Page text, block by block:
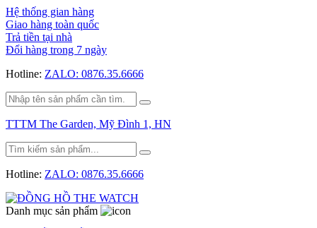
Hệ thống gian hàng
Giao hàng toàn quốc
Trả tiền tại nhà
Đổi hàng trong 7 ngày
Hotline: ZALO: 0876.35.6666
TTTM The Garden, Mỹ Đình 1, HN
Hotline: ZALO: 0876.35.6666
Danh mục sản phẩm